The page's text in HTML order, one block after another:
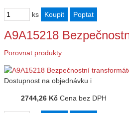
ks
A9A15218
Porovnat produkty
Dostupnost na objednávku i
2744,26 Kč Cena bez DPH